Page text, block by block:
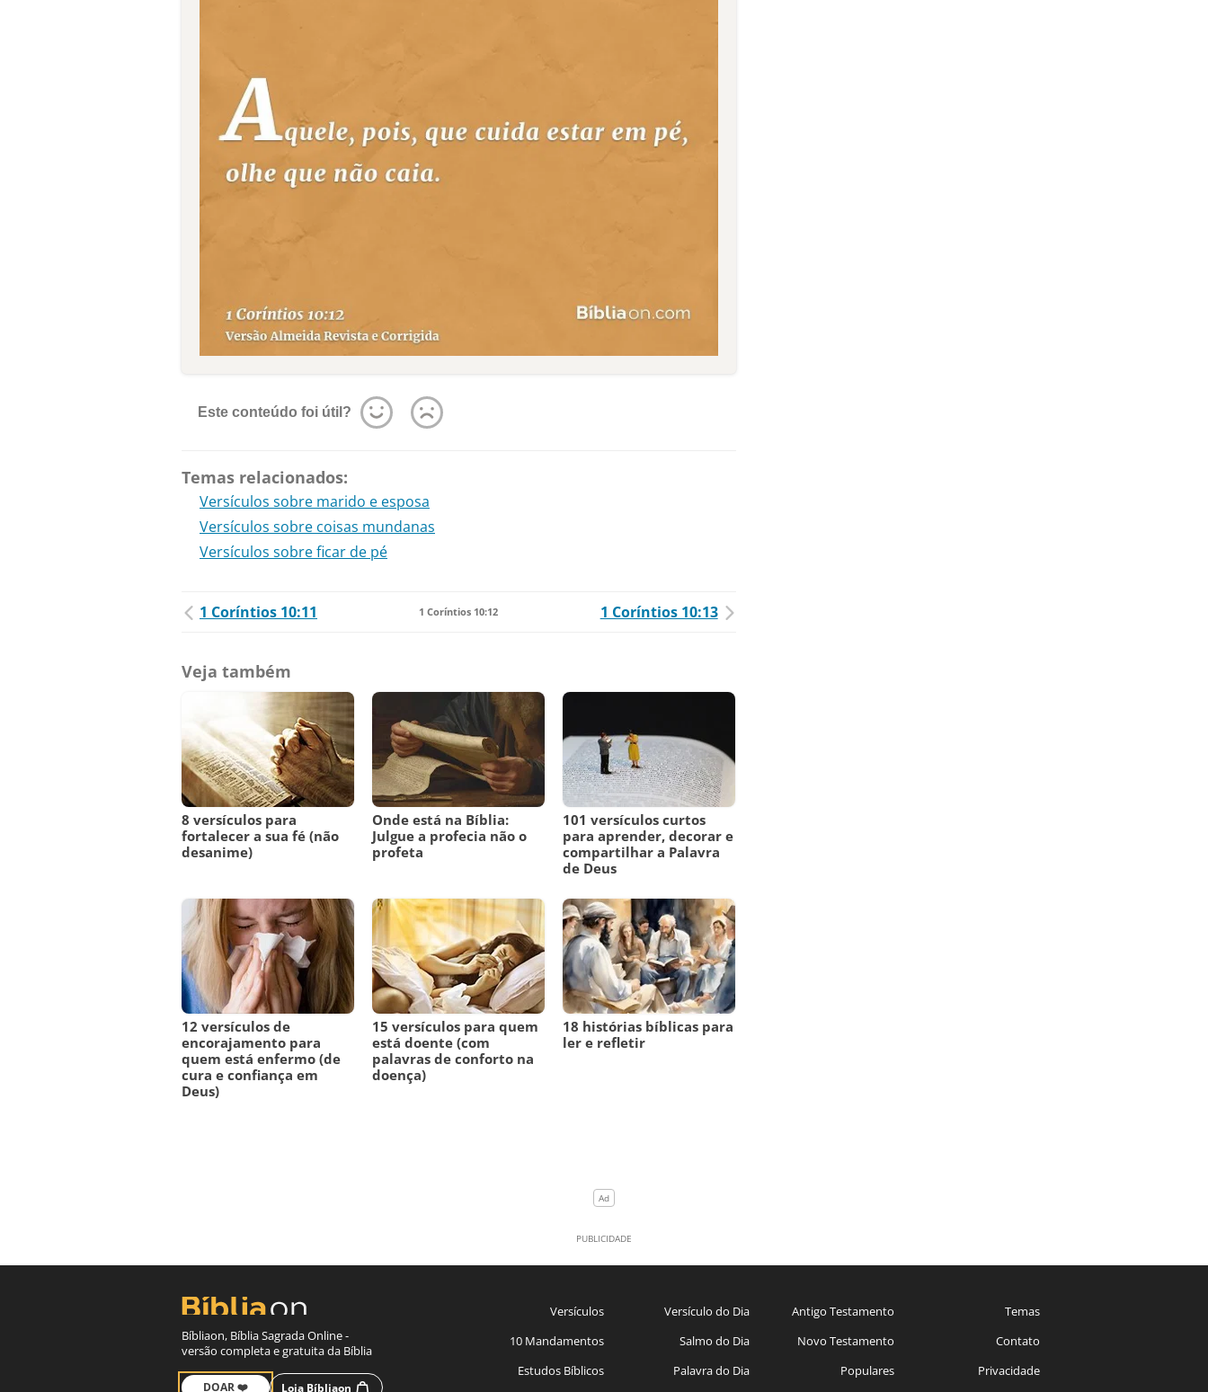
Este conteúdo foi útil?
Temas relacionados:
Versículos sobre marido e esposa
Versículos sobre coisas mundanas
Versículos sobre ficar de pé
1 Coríntios 10:11 1 Coríntios 10:12 1 Coríntios 10:13
Veja também
8 versículos para
fortalecer a sua fé (não
desanime)
Onde está na Bíblia:
Julgue a profecia não o
profeta
101 versículos curtos
para aprender, decorar e
compartilhar a Palavra
de Deus
12 versículos de
encorajamento para
quem está enfermo (de
cura e confiança em
Deus)
15 versículos para quem
está doente (com
palavras de conforto na
doença)
18 histórias bíblicas para
ler e refletir
Bíbliaon, Bíblia Sagrada Online -
versão completa e gratuita da Bíblia
DOAR ❤️ Loja Bíbliaon
Versículos
10 Mandamentos
Estudos Bíblicos
Versículo do Dia
Salmo do Dia
Palavra do Dia
Antigo Testamento
Novo Testamento
Populares
Temas
Contato
Privacidade